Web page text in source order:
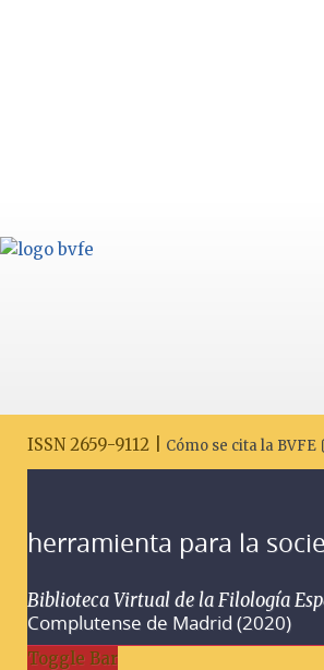
ISSN 2659-9112 | Cómo se cita la BVFE
herramienta para la
Biblioteca Virtual de la Filología
Complutense de Madrid (2020)
Toggle Bar